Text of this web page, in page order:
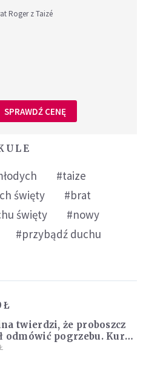
Roger z Taizé
SPRAWDŹ CENĘ
#taize
święty
#brat
święty
#nowy
#przybądź duchu
twierdzi, że proboszcz
odmówić pogrzebu. Kuria
wyjaśnienia